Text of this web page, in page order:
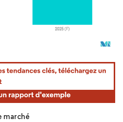
nécessite une attribution sous CC BY
marché